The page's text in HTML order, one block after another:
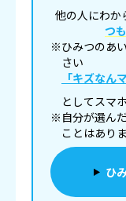
他の人にわか
つ
※ひみつのあ
さい
「キズなん
としてスマ
※自分が選ん
ことはあり
ひ